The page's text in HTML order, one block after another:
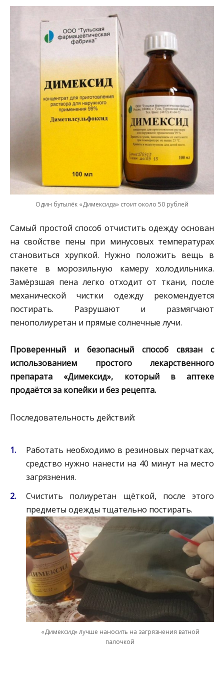
Один бутылёк «Димексида» стоит около 50 рублей
Самый простой способ отчистить одежду основан
на свойстве пены при минусовых температурах
становиться хрупкой. Нужно положить вещь в
пакете в морозильную камеру холодильника.
Замёрзшая пена легко отходит от ткани, после
механической чистки одежду рекомендуется
постирать. Разрушают и размягчают
пенополиуретан и прямые солнечные лучи.
Проверенный и безопасный способ связан с
использованием простого лекарственного
препарата «Димексид», который в аптеке
продаётся за копейки и без рецепта.
Последовательность действий:
Работать необходимо в резиновых перчатках,
средство нужно нанести на 40 минут на место
загрязнения.
Счистить полиуретан щёткой, после этого
предметы одежды тщательно постирать.
«Димексид» лучше наносить на загрязнения ватной
палочкой